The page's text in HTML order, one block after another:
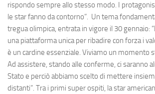
rispondo sempre allo stesso modo. I
le star fanno da contorno”. Un tema
tregua olimpica, entrata in vigore il 30 gennaio:
una piattaforma unica per ribadire con forza i
è un cardine essenziale. Viviamo un momento
Ad assistere, stando alle conferme, ci saranno
Stato e perciò abbiamo scelto di mettere
distanti”. Tra i primi super ospiti, la star